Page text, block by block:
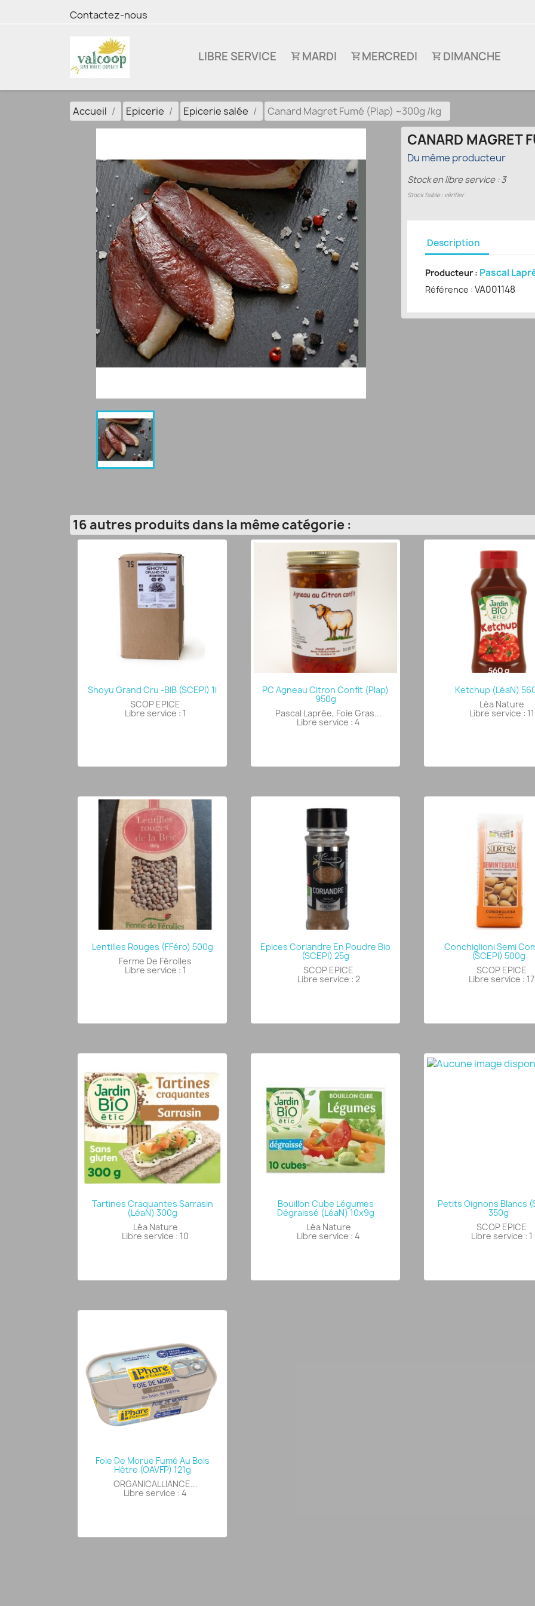
Contactez-nous
LIBRE SERVICE MARDI MERCREDI DIMANCHE
Accueil Epicerie Epicerie salée Canard Magret Fumé (Plap) ~300g /kg
CANARD MAGRET
Du même producteur
Stock en libre service : 3
Stock faible : vérifier
Description
Producteur : Pascal
Référence : VA001148
16 autres produits dans la même catégorie :
Shoyu Grand Cru -BIB (SCEPI) 1l
SCOP EPICE
Libre service : 1
PC Agneau Citron Confit (Plap)
950g
Pascal Laprée, Foie Gras...
Libre service : 4
Ketchup (LéaN)
Léa Nature
Libre service : 11
Lentilles Rouges (FFéro) 500g
Ferme De Férolles
Libre service : 1
Epices Coriandre En Poudre Bio
(SCEPI) 25g
SCOP EPICE
Libre service : 2
Conchiglioni Semi
(SCEPI) 500g
SCOP EPICE
Libre service : 17
Tartines Craquantes Sarrasin
(LéaN) 300g
Léa Nature
Libre service : 10
Bouillon Cube Légumes
Dégraissé (LéaN) 10x9g
Léa Nature
Libre service : 4
Petits Oignons Blancs
350g
SCOP EPICE
Libre service : 1
Foie De Morue Fumé Au Bois
Hêtre (OAVFP) 121g
ORGANICALLIANCE...
Libre service : 4